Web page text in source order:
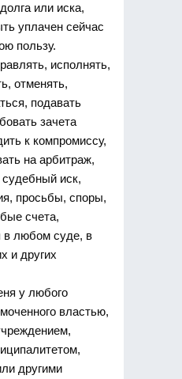
или иска,
уплачен сейчас
пользу.
исполнять,
отменять,
подавать
зачета
к компромиссу,
на арбитраж,
иск,
просьбы, споры,
счета,
в любом суде, в
и других
у любого
властью,
другими